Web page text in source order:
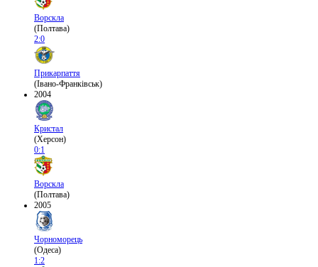
Ворскла
(Полтава)
2:0
Прикарпаття
(Івано-Франківськ)
2004
Кристал
(Херсон)
0:1
Ворскла
(Полтава)
2005
Чорноморець
(Одеса)
1:2